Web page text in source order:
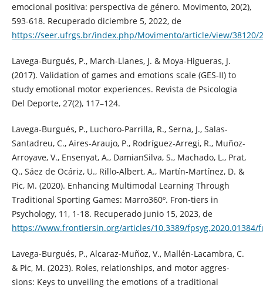
emocional positiva: perspectiva de género. Movimento, 20(2),
593-618. Recuperado diciembre 5, 2022, de
https://seer.ufrgs.br/index.php/Movimento/article/view/38120/
Lavega-Burgués, P., March-Llanes, J. & Moya-Higueras, J.
(2017). Validation of games and emotions scale (GES-II) to
study emotional motor experiences. Revista de Psicologia
Del Deporte, 27(2), 117–124.
Lavega-Burgués, P., Luchoro-Parrilla, R., Serna, J., Salas-
Santadreu, C., Aires-Araujo, P., Rodríguez-Arregi, R., Muñoz-
Arroyave, V., Ensenyat, A., DamianSilva, S., Machado, L., Prat,
Q., Sáez de Ocáriz, U., Rillo-Albert, A., Martín-Martínez, D. &
Pic, M. (2020). Enhancing Multimodal Learning Through
Traditional Sporting Games: Marro360º. Fron-tiers in
Psychology, 11, 1-18. Recuperado junio 15, 2023, de
https://www.frontiersin.org/articles/10.3389/fpsyg.2020.01384/
Lavega-Burgués, P., Alcaraz-Muñoz, V., Mallén-Lacambra, C.
& Pic, M. (2023). Roles, relationships, and motor aggres-
sions: Keys to unveiling the emotions of a traditional